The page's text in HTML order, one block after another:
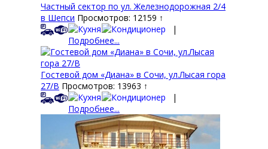
Частный сектор по ул. Железнодорожная 2/4
в Шепси Просмотров: 12159 ↑
|
Подробнее...
Гостевой дом «Диана» в Сочи, ул.Лысая гора
27/В Просмотров: 13963 ↑
|
Подробнее...